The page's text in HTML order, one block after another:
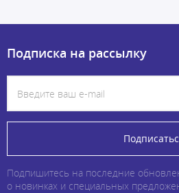
Подписка на рассылку
Подпишитесь на последние
о новинках и специальных